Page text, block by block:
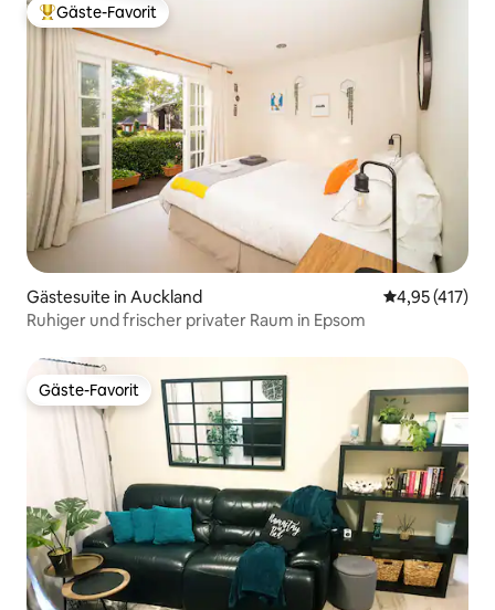
Beliebter Gäste-Favorit.
Gäste-Favorit
Gästesuite in Auckland
4,95 (417)
Ruhiger und frischer privater Raum in Epsom
Gäste-Favorit
Gäste-Favorit